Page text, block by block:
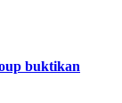
buktikan